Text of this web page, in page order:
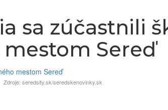
sa zúčastnili
Sereď
Zdroje: seredsity.sk/seredskenovinky.sk